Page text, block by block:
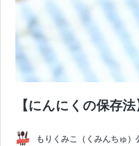
【にんにくの保存
もりくみこ（くみんちゅ